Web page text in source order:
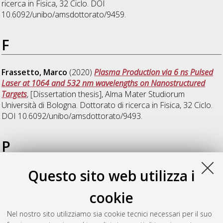
Questo sito web utilizza i
cookie
Nel nostro sito utilizziamo sia cookie tecnici necessari per il suo
ricerca in Fisica, 32 Ciclo. DOI
10.6092/unibo/amsdottorato/9459.
F
Frassetto, Marco (2020)Plasma Production via 6 ns Pulsed
Laser at 1064 and 532 nm wavelengths on Nanostructured
Targets, [Dissertation thesis], Alma Mater Studiorum
Università di Bologna. Dottorato di ricerca in Fisica, 32 Ciclo.
DOI 10.6092/unibo/amsdottorato/9493.
P
Pisani, Flavio(2020) Study of the data acquisition network for
the triggerless data acquisition of the LHCb experiment and
new particle track reconstruction strategies for the LHCb
, [Dissertation thesis], Alma Mater Studiorum
Università di Bologna. Dottorato di ricerca inFisica , 32 Ciclo.